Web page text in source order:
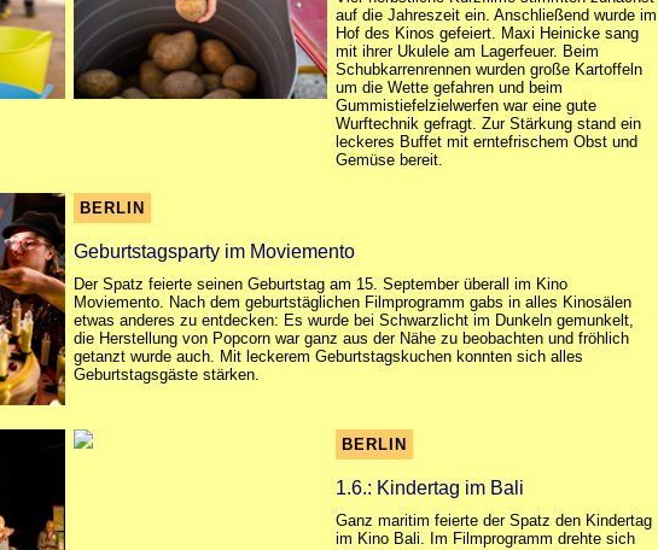
auf die Jahreszeit ein. Anschließend wurde im
Hof des Kinos gefeiert. Maxi Heinicke sang
mit ihrer Ukulele am Lagerfeuer. Beim
Schubkarrenrennen wurden große Kartoffeln
um die Wette gefahren und beim
Gummistiefelzielwerfen war eine gute
Wurftechnik gefragt. Zur Stärkung stand ein
leckeres Buffet mit erntefrischem Obst und
Gemüse bereit.
BERLIN
Geburtstagsparty im Moviemento
Der Spatz feierte seinen Geburtstag am 15. September überall im Kino
Moviemento. Nach dem geburtstäglichen Filmprogramm gabs in alles Kinosälen
etwas anderes zu entdecken: Es wurde bei Schwarzlicht im Dunkeln gemunkelt,
die Herstellung von Popcorn war ganz aus der Nähe zu beobachten und fröhlich
getanzt wurde auch. Mit leckerem Geburtstagskuchen konnten sich alles
Geburtstagsgäste stärken.
BERLIN
1.6.: Kindertag im Bali
Ganz maritim feierte der Spatz den Kindertag
im Kino Bali. Im Filmprogramm drehte sich